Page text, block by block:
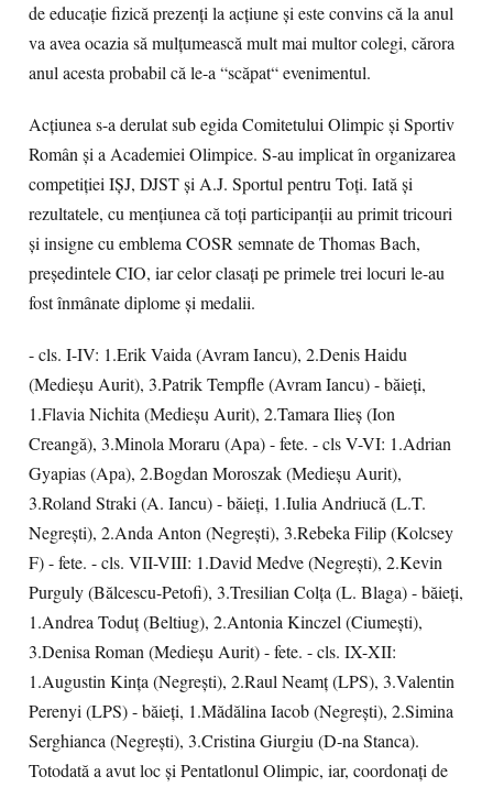
de educaţie fizică prezenţi la acţiune şi este convins că la anul
va avea ocazia să mulţumească mult mai multor colegi, cărora
anul acesta probabil că le-a “scăpat“ evenimentul.
Acţiunea s-a derulat sub egida Comitetului Olimpic şi Sportiv
Român şi a Academiei Olimpice. S-au implicat în organizarea
competiţiei IŞJ, DJST şi A.J. Sportul pentru Toţi. Iată şi
rezultatele, cu menţiunea că toţi participanţii au primit tricouri
şi insigne cu emblema COSR semnate de Thomas Bach,
preşedintele CIO, iar celor clasaţi pe primele trei locuri le-au
fost înmânate diplome şi medalii.
- cls. I-IV: 1.Erik Vaida (Avram Iancu), 2.Denis Haidu
(Medieşu Aurit), 3.Patrik Tempfle (Avram Iancu) - băieţi,
1.Flavia Nichita (Medieşu Aurit), 2.Tamara Ilieş (Ion
Creangă), 3.Minola Moraru (Apa) - fete. - cls V-VI: 1.Adrian
Gyapias (Apa), 2.Bogdan Moroszak (Medieşu Aurit),
3.Roland Straki (A. Iancu) - băieţi, 1.Iulia Andriucă (L.T.
Negreşti), 2.Anda Anton (Negreşti), 3.Rebeka Filip (Kolcsey
F) - fete. - cls. VII-VIII: 1.David Medve (Negreşti), 2.Kevin
Purguly (Bălcescu-Petofi), 3.Tresilian Colţa (L. Blaga) - băieţi,
1.Andrea Toduţ (Beltiug), 2.Antonia Kinczel (Ciumeşti),
3.Denisa Roman (Medieşu Aurit) - fete. - cls. IX-XII:
1.Augustin Kinţa (Negreşti), 2.Raul Neamţ (LPS), 3.Valentin
Perenyi (LPS) - băieţi, 1.Mădălina Iacob (Negreşti), 2.Simina
Serghianca (Negreşti), 3.Cristina Giurgiu (D-na Stanca).
Totodată a avut loc şi Pentatlonul Olimpic, iar, coordonaţi de